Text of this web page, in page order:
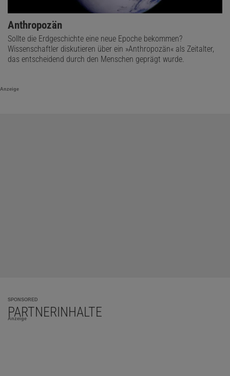
Anthropozän
Sollte die Erdgeschichte eine neue Epoche bekommen?
Wissenschaftler diskutieren über ein »Anthropozän« als Zeitalter,
das entscheidend durch den Menschen geprägt wurde.
Anzeige
SPONSORED
PARTNERINHALTE
Anzeige